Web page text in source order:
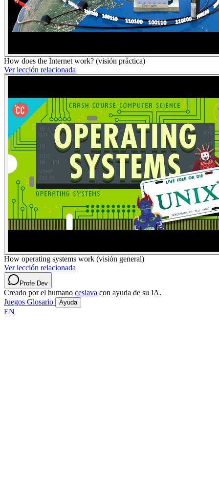
How does the Internet work? (visión práctica)
Ver lección relacionada
How operating systems work (visión general)
Ver lección relacionada
Profe Dev
Creado por el humano ceslava con ayuda de su IA.
Juegos Glosario Ayuda
EN